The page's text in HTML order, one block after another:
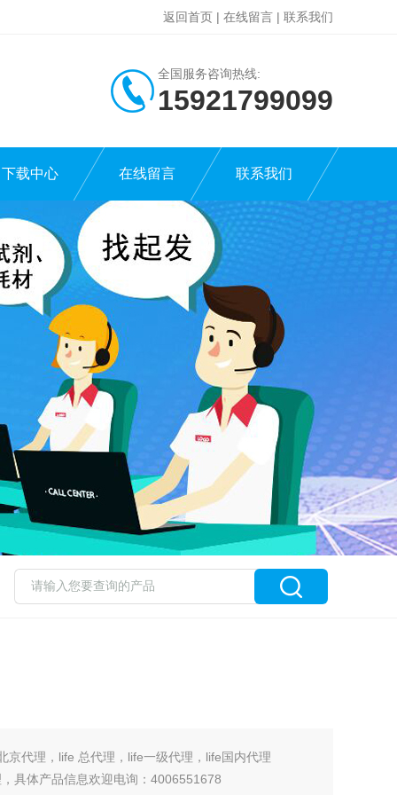
返回首页 | 在线留言 | 联系我们
全国服务咨询热线:
15921799099
下载中心 在线留言 联系我们
京代理，life 总代理，life一级代理，life国内代理
具体产品信息欢迎电询：4006551678